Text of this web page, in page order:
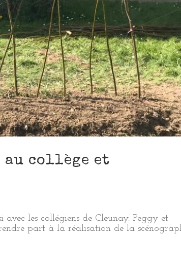
au collège et
avec les collégiens de Cleunay. Peggy et
part à la réalisation de la